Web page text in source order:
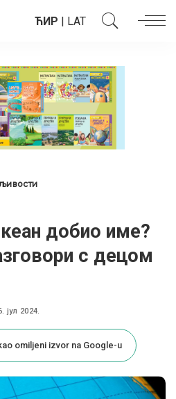
ЋИР | LAT
добио име?
с децом
јул 2024.
omiljeni izvor na Google-u